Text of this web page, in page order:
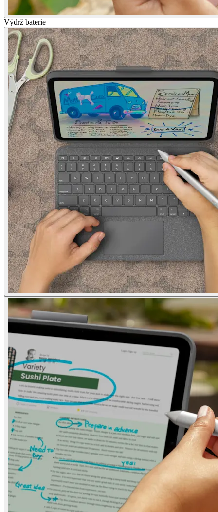
Výdrž baterie